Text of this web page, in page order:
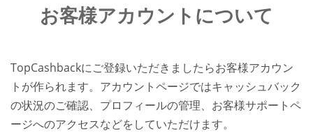
TopCashbackアメリカ
サービス
基本的な使い方
お客様アカウントについて
TopCashbackにご登録いただきましたらお客様アカウン
トが作られます。アカウントページではキャッシュバック
の状況のご確認、プロフィールの管理、お客様サポートペ
ージへのアクセスなどをしていただけます。